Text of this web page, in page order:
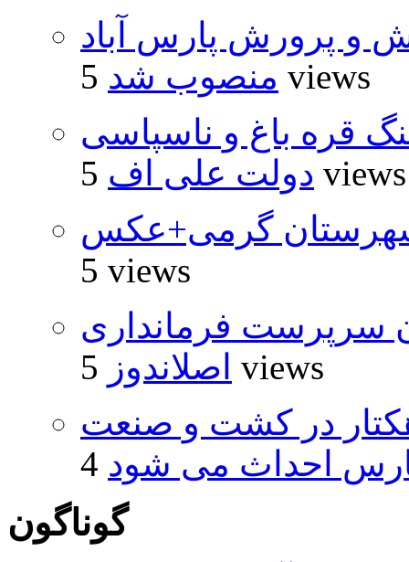
و پرورش پارس آباد
منصوب شد 5 views
قره باغ و ناسپاسی
دولت علی اف 5 views
گرمی+عکس
5 views
سرپرست فرمانداری
اصلاندوز 5 views
در کشت و صنعت
احداث می شود
گوناگون